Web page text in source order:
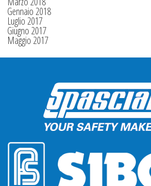
Gennaio 2018
Luglio 2017
Giugno 2017
Maggio 2017